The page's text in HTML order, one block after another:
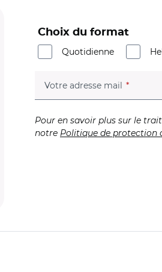
Choix du format
Quotidienne
Votre adresse mail (champ
Pour en savoir plus sur le
notre Politique de protection